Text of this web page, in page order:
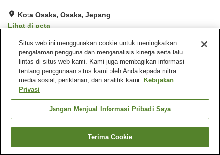
Kota Osaka, Osaka, Jepang
Lihat di peta
Sangat baik Ulasan: 185
Fasilitas properti
Wi-Fi
Restoran
Mesin penjual otomatis
Beranda Jepang Osaka
Kota Osaka
Four Points Flex by Sheraton Osaka Umeda
Cari kamar
Situs web ini menggunakan cookie untuk meningkatkan
pengalaman pengguna dan menganalisis kinerja serta lalu
lintas di situs web kami. Kami juga membagikan informasi
tentang penggunaan situs kami oleh Anda kepada mitra
media sosial, periklanan, dan analitik kami. Kebijakan
Privasi
Jangan Menjual Informasi Pribadi Saya
Terima Cookie